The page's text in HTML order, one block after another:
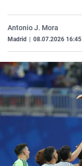
Antonio J. Mora
Madrid 08.07.2026 16:45